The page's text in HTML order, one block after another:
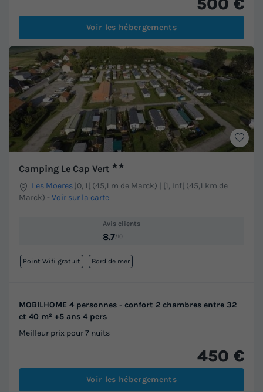
Voir les hébergements
Camping Le Cap Vert ★★
Les Moeres]0, 1[ (45,1 m de Marck) | [1, Inf[ (45,1 km de
Marck) - Voir sur la carte
Avis clients
8.7/10
Point Wifi gratuit Bord de mer
MOBILHOME 4 personnes - confort 2 chambres entre 32
et 40 m² +5 ans 4 pers
Meilleur prix pour 7 nuits
450 €
Voir les hébergements